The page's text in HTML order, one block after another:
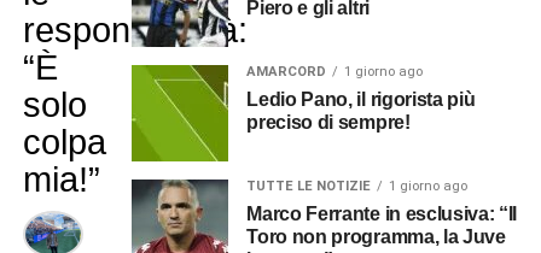
responsabilità:
“È
solo
colpa
mia!”
Piero e gli altri
AMARCORD 1 giorno ago
Ledio Pano, il rigorista più
preciso di sempre!
TUTTE LE NOTIZIE 1 giorno ago
Marco Ferrante in esclusiva: “Il
Toro non programma, la Juve